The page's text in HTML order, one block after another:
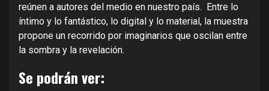
reúnen a autores del medio en nuestro país. Entre lo
íntimo y lo fantástico, lo digital y lo material, la muestra
propone un recorrido por imaginarios que oscilan entre
la sombra y la revelación.
Se podrán ver: